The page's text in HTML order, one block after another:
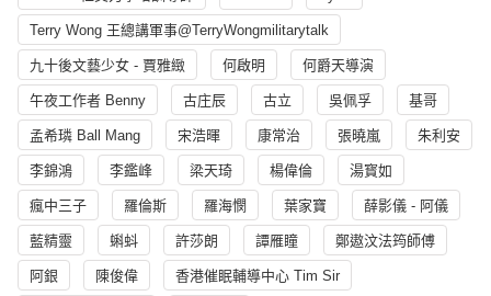
Terry Wong 王總講軍事@TerryWongmilitarytalk
九十後文藝少女 - 賈雅緻 何啟明 何爵天導演
午夜工作者 Benny 古庄辰 古立 吳佩孚 基哥
孟希璘 Ball Mang 宋浩暉 康常治 張曉嵐 朱利安
李錦鴻 李鑑峰 梁天琦 楊偉倫 湯寳如
瘋中三子 羅倫斯 羅海憫 葉家寶 薛影儀 - 阿儀
藍精靈 蝌蚪 許莎朗 譚雁瞳 鄭遨汶法筠師傅
阿銀 陳俊偉 香港催眠輔導中心 Tim Sir